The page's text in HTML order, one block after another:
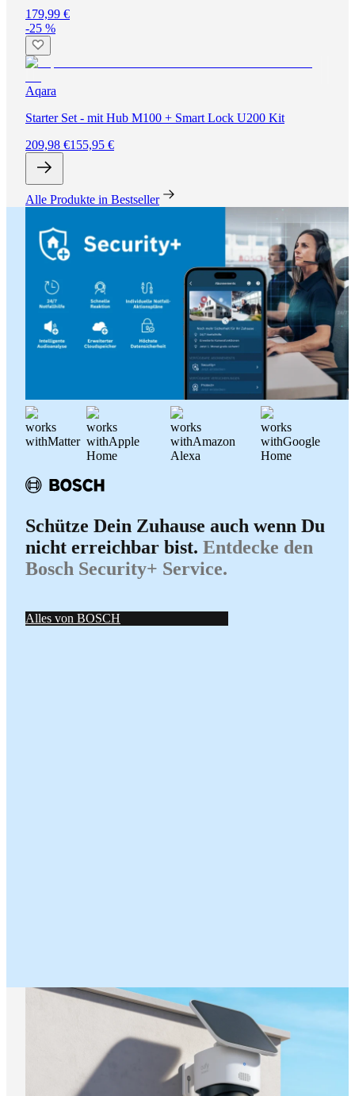
179,99 €
-25 %
Aqara
Starter Set - mit Hub M100 + Smart Lock U200 Kit
209,98 €155,95 €
Alle Produkte in Bestseller
Schütze Dein Zuhause auch wenn Du
nicht erreichbar bist. Entdecke den
Bosch Security+ Service.
Alles von BOSCH
works
withMatter
works
withApple
Home
works
withAmazon
Alexa
works
withGoogle
Home